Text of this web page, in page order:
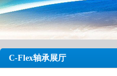
C-Flex轴承展厅